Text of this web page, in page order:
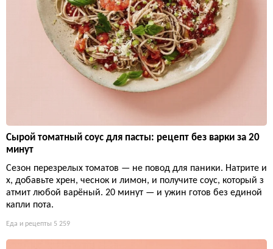
Сырой томатный соус для пасты: рецепт без варки за 20
минут
Сезон перезрелых томатов — не повод для паники. Натрите и
х, добавьте хрен, чеснок и лимон, и получите соус, который з
атмит любой варёный. 20 минут — и ужин готов без единой
капли пота.
Еда и рецепты 5 259